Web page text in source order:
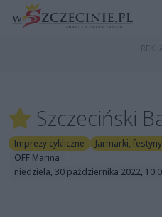
Szczeciński
Imprezy cykliczne Jarmarki,
OFF Marina
niedziela, 30 października 2022,